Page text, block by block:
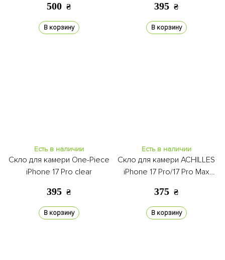
500 ₴
В корзину
395 ₴
В корзину
Есть в наличии
Скло для камери One-Piece
iPhone 17 Pro clear
395 ₴
В корзину
Есть в наличии
Скло для камери ACHILLES
iPhone 17 Pro/17 Pro Max
375 ₴
В корзину